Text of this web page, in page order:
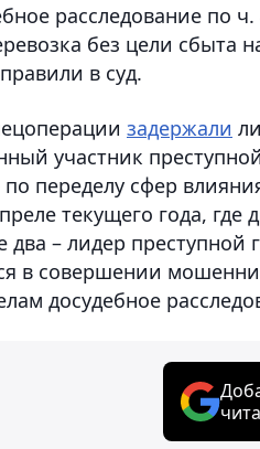
расследование по ч.
без цели сбыта
в суд.
задержали
участник
переделу сфер
текущего года, где
– лидер преступной
в совершении
досудебное